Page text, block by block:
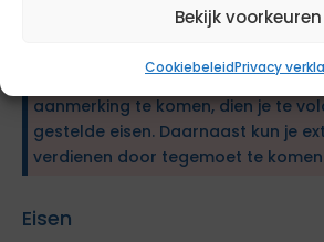
Bekijk voorkeuren
CookiebeleidPrivacy
Deze opdracht voor inhuur wordt
specifieke eisen en wensen
aanmerking te komen, dien je te
gestelde eisen. Daarnaast kun je
verdienen door tegemoet te
Eisen